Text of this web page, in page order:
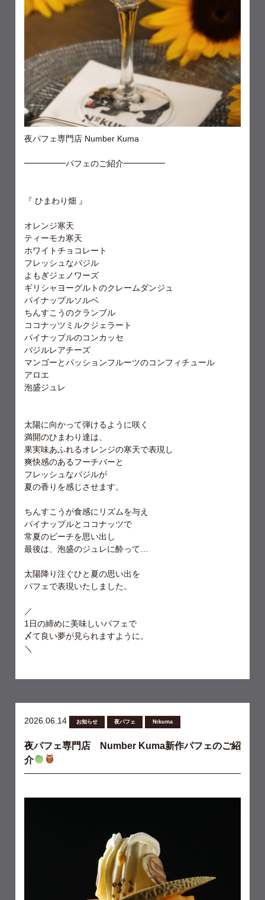
夜パフェ専門店 Number Kuma
━━━━━パフェのご紹介━━━━━
『 ひまわり畑 』
オレンジ寒天
ティーモカ寒天
ホワイトチョコレート
フレッシュなバジル
よもぎジェノワーズ
ギリシャヨーグルトのクレームダンジュ
パイナップルソルベ
ちんすこうのクランブル
ココナッツミルクジェラート
パイナップルのコンカッセ
バジルレアチーズ
マンゴーとパッションフルーツのコンフィチュール
アロエ
泡盛ジュレ
太陽に向かって弾けるように咲く
満開のひまわり達は、
果実味あふれるオレンジの寒天で表現し
爽快感のあるフーチバーと
フレッシュなバジルが
夏の香りを感じさせます。
ちんすこうが食感にリズムを与え
パイナップルとココナッツで
常夏のビーチを思い出し
最後は、泡盛のジュレに酔って…
太陽降り注ぐひと夏の思い出を
パフェで表現いたしました。
／
1日の締めに美味しいパフェで
〆て良い夢が見られますように。
＼
2026.06.14 お知らせ 夜パフェ №kuma
夜パフェ専門店 Number Kuma新作パフェのご紹
介